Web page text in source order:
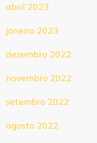
abril 2023
janeiro 2023
dezembro 2022
novembro 2022
setembro 2022
agosto 2022